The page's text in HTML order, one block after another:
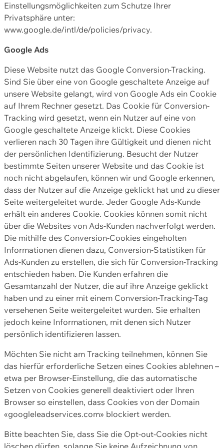
Einstellungsmöglichkeiten zum Schutze Ihrer
Privatsphäre unter:
www.google.de/intl/de/policies/privacy.
Google Ads
Diese Website nutzt das Google Conversion-Tracking.
Sind Sie über eine von Google geschaltete Anzeige auf
unsere Website gelangt, wird von Google Ads ein Cookie
auf Ihrem Rechner gesetzt. Das Cookie für Conversion-
Tracking wird gesetzt, wenn ein Nutzer auf eine von
Google geschaltete Anzeige klickt. Diese Cookies
verlieren nach 30 Tagen ihre Gültigkeit und dienen nicht
der persönlichen Identifizierung. Besucht der Nutzer
bestimmte Seiten unserer Website und das Cookie ist
noch nicht abgelaufen, können wir und Google erkennen,
dass der Nutzer auf die Anzeige geklickt hat und zu dieser
Seite weitergeleitet wurde. Jeder Google Ads-Kunde
erhält ein anderes Cookie. Cookies können somit nicht
über die Websites von Ads-Kunden nachverfolgt werden.
Die mithilfe des Conversion-Cookies eingeholten
Informationen dienen dazu, Conversion-Statistiken für
Ads-Kunden zu erstellen, die sich für Conversion-Tracking
entschieden haben. Die Kunden erfahren die
Gesamtanzahl der Nutzer, die auf ihre Anzeige geklickt
haben und zu einer mit einem Conversion-Tracking-Tag
versehenen Seite weitergeleitet wurden. Sie erhalten
jedoch keine Informationen, mit denen sich Nutzer
persönlich identifizieren lassen.
Möchten Sie nicht am Tracking teilnehmen, können Sie
das hierfür erforderliche Setzen eines Cookies ablehnen –
etwa per Browser-Einstellung, die das automatische
Setzen von Cookies generell deaktiviert oder Ihren
Browser so einstellen, dass Cookies von der Domain
«googleleadservices.com» blockiert werden.
Bitte beachten Sie, dass Sie die Opt-out-Cookies nicht